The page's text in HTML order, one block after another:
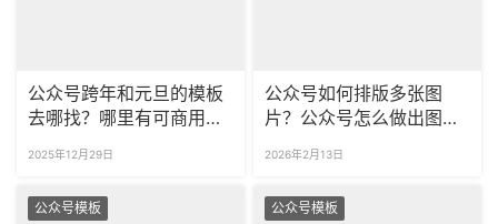
公众号跨年和元旦的模板
去哪找？哪里有可商用的
2025年12月29日
公众号如何排版多张图
片？公众号怎么做出图片
2026年2月13日
公众号模板 公众号模板